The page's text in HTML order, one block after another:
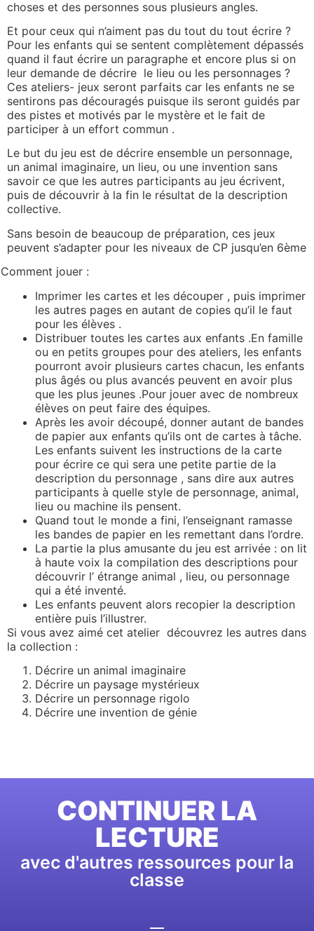
choses et des personnes sous plusieurs angles.
Et pour ceux qui n’aiment pas du tout du tout écrire ?
Pour les enfants qui se sentent complètement dépassés
quand il faut écrire un paragraphe et encore plus si on
leur demande de décrire le lieu ou les personnages ?
Ces ateliers- jeux seront parfaits car les enfants ne se
sentirons pas découragés puisque ils seront guidés par
des pistes et motivés par le mystère et le fait de
participer à un effort commun .
Le but du jeu est de décrire ensemble un personnage,
un animal imaginaire, un lieu, ou une invention sans
savoir ce que les autres participants au jeu écrivent,
puis de découvrir à la fin le résultat de la description
collective.
Sans besoin de beaucoup de préparation, ces jeux
peuvent s’adapter pour les niveaux de CP jusqu’en 6ème
Comment jouer :
Imprimer les cartes et les découper , puis imprimer
les autres pages en autant de copies qu’il le faut
pour les élèves .
Distribuer toutes les cartes aux enfants .En famille
ou en petits groupes pour des ateliers, les enfants
pourront avoir plusieurs cartes chacun, les enfants
plus âgés ou plus avancés peuvent en avoir plus
que les plus jeunes .Pour jouer avec de nombreux
élèves on peut faire des équipes.
Après les avoir découpé, donner autant de bandes
de papier aux enfants qu’ils ont de cartes à tâche.
Les enfants suivent les instructions de la carte
pour écrire ce qui sera une petite partie de la
description du personnage , sans dire aux autres
participants à quelle style de personnage, animal,
lieu ou machine ils pensent.
Quand tout le monde a fini, l’enseignant ramasse
les bandes de papier en les remettant dans l’ordre.
La partie la plus amusante du jeu est arrivée : on lit
à haute voix la compilation des descriptions pour
découvrir l’ étrange animal , lieu, ou personnage
qui a été inventé.
Les enfants peuvent alors recopier la description
entière puis l’illustrer.
Si vous avez aimé cet atelier découvrez les autres dans
la collection :
Décrire un animal imaginaire
Décrire un paysage mystérieux
Décrire un personnage rigolo
Décrire une invention de génie
CONTINUER LA
LECTURE
avec d'autres ressources pour la
classe